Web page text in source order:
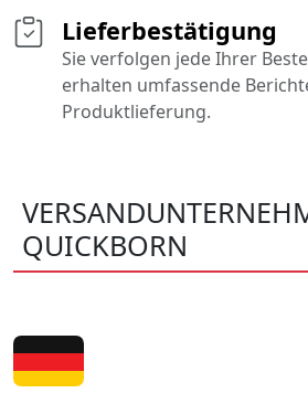
Lieferbestätigung
Sie verfolgen jede Ihrer
erhalten umfassende
Produktlieferung.
QUICKBORN